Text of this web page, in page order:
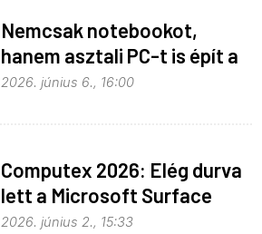
Nemcsak notebookot,
hanem asztali PC-t is épít a
Microsoft az RTX Spark köré
2026. június 6., 16:00
Computex 2026: Elég durva
lett a Microsoft Surface
Laptop Ultra
2026. június 2., 15:33